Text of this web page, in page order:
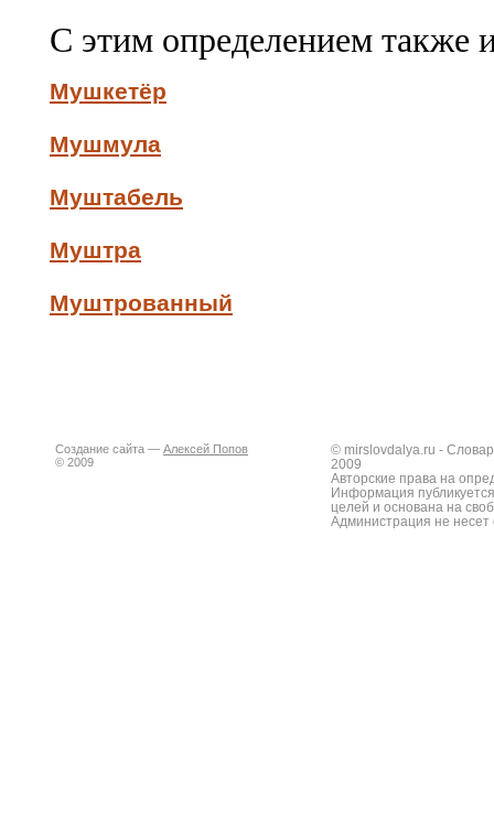
С этим определением также
Мушкетёр
Мушмула
Муштабель
Муштра
Муштрованный
Создание сайта — Алексей Попов
© 2009
© mirslovdalya.ru -
2009
Авторские права на
Информация
целей и основана на
Администрация не несет